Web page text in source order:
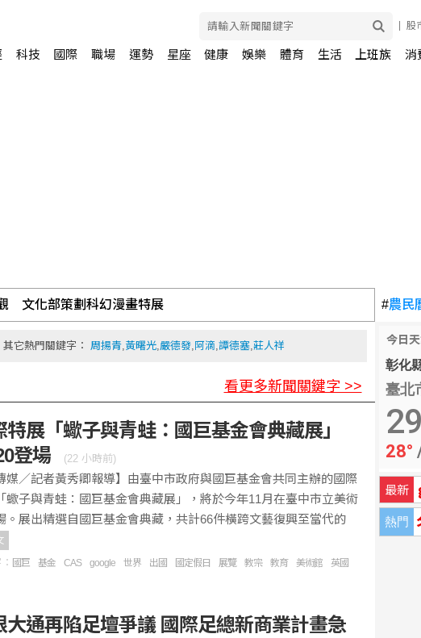
股
科技 國際 職場 運勢 星座 健康 娛樂 體育 生活 上班族 消
文化部策劃科幻漫畫特展
採購BNT詐慈濟10億 郭台銘具狀打臉
憲：林安可這種天才也願改變
#農民
今日
彰化
臺北
28°
最新
熱門
熱門關鍵字： 周揚青,黃曙光,嚴德發, 阿滴,譚德塞,莊人祥
看更多新聞關鍵字 >>
特展「蠍子與青蛙：國巨基金會典藏展」
登場
(22 小時前)
媒／記者黃秀卿報導】由臺中市政府與國巨基金會共同主辦的國際
蠍子與青蛙：國巨基金會典藏展」，將於今年11月在臺中市立美術
。展出精選自國巨基金會典藏，共計66件橫跨文藝復興至當代的
國巨 基金 CAS google 世界 出國 國定假日 展覽 教宗 教育 美術館 英國
大通再陷足壇爭議 國際足總新商業計畫急